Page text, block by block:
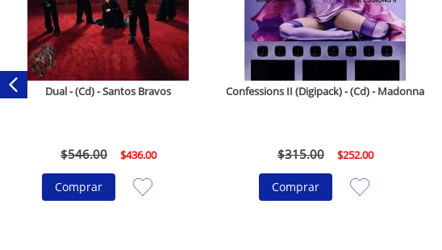
Dual - (Cd) - Santos Bravos
$546.00 $436.00
Comprar
Confessions II (Digipack) - (Cd) - Madonna
$315.00 $252.00
Comprar